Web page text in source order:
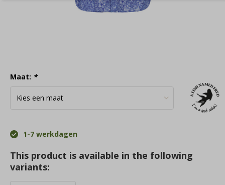
Maat: *
1-7 werkdagen
This product is available in the following
variants: